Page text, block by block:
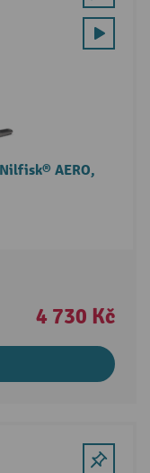
AERO,
4 730 Kč